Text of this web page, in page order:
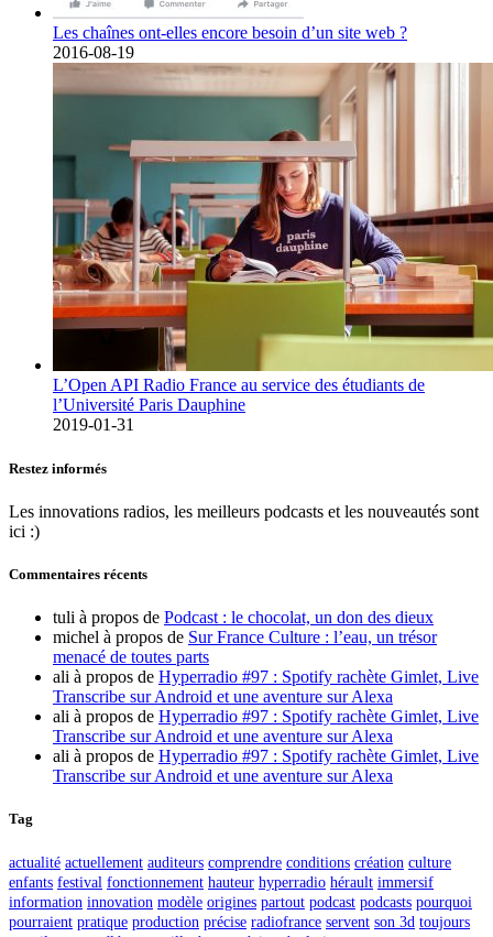
Les chaînes ont-elles encore besoin d’un site web ?
2016-08-19
L’Open API Radio France au service des étudiants de
l’Université Paris Dauphine
2019-01-31
Restez informés
Les innovations radios, les meilleurs podcasts et les nouveautés sont
ici :)
Commentaires récents
tuli à propos de Podcast : le chocolat, un don des dieux
michel à propos de Sur France Culture : l’eau, un trésor
menacé de toutes parts
ali à propos de Hyperradio #97 : Spotify rachète Gimlet, Live
Transcribe sur Android et une aventure sur Alexa
ali à propos de Hyperradio #97 : Spotify rachète Gimlet, Live
Transcribe sur Android et une aventure sur Alexa
ali à propos de Hyperradio #97 : Spotify rachète Gimlet, Live
Transcribe sur Android et une aventure sur Alexa
Tag
actualité actuellement auditeurs comprendre conditions création culture
enfants festival fonctionnement hauteur hyperradio hérault immersif
information innovation modèle origines partout podcast podcasts pourquoi
pourraient pratique production précise radiofrance servent son 3d toujours